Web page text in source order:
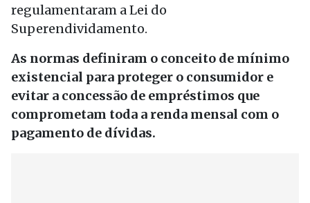
regulamentaram a Lei do
Superendividamento.
As normas definiram o conceito de mínimo
existencial para proteger o consumidor e
evitar a concessão de empréstimos que
comprometam toda a renda mensal com o
pagamento de dívidas.